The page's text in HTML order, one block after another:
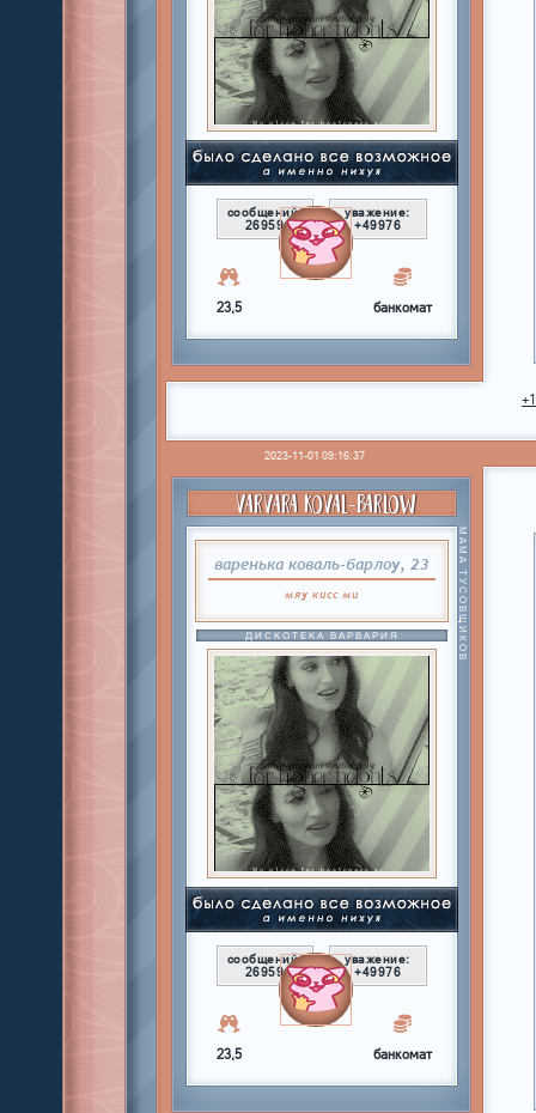
сообщений:
26959
уважение:
+49976
23,5 банкомат
2023-11-01 09:16:37
VARVARA KOVAL-BARLOW
варенька коваль-барлоу, 23
мяу кисс ми МАМА ТУСОВЩИКОВ
ДИСКОТЕКА ВАРВАРИЯ
сообщений:
26959
уважение:
+49976
23,5 банкомат